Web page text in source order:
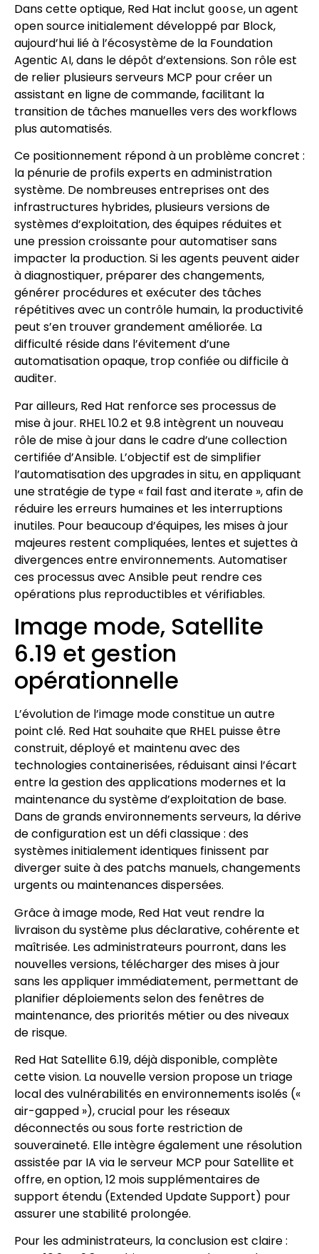
Dans cette optique, Red Hat inclut goose, un agent
open source initialement développé par Block,
aujourd’hui lié à l’écosystème de la Foundation
Agentic AI, dans le dépôt d’extensions. Son rôle est
de relier plusieurs serveurs MCP pour créer un
assistant en ligne de commande, facilitant la
transition de tâches manuelles vers des workflows
plus automatisés.
Ce positionnement répond à un problème concret :
la pénurie de profils experts en administration
système. De nombreuses entreprises ont des
infrastructures hybrides, plusieurs versions de
systèmes d’exploitation, des équipes réduites et
une pression croissante pour automatiser sans
impacter la production. Si les agents peuvent aider
à diagnostiquer, préparer des changements,
générer procédures et exécuter des tâches
répétitives avec un contrôle humain, la productivité
peut s’en trouver grandement améliorée. La
difficulté réside dans l’évitement d’une
automatisation opaque, trop confiée ou difficile à
auditer.
Par ailleurs, Red Hat renforce ses processus de
mise à jour. RHEL 10.2 et 9.8 intègrent un nouveau
rôle de mise à jour dans le cadre d’une collection
certifiée d’Ansible. L’objectif est de simplifier
l’automatisation des upgrades in situ, en appliquant
une stratégie de type « fail fast and iterate », afin de
réduire les erreurs humaines et les interruptions
inutiles. Pour beaucoup d’équipes, les mises à jour
majeures restent compliquées, lentes et sujettes à
divergences entre environnements. Automatiser
ces processus avec Ansible peut rendre ces
opérations plus reproductibles et vérifiables.
Image mode, Satellite
6.19 et gestion
opérationnelle
L’évolution de l’image mode constitue un autre
point clé. Red Hat souhaite que RHEL puisse être
construit, déployé et maintenu avec des
technologies containerisées, réduisant ainsi l’écart
entre la gestion des applications modernes et la
maintenance du système d’exploitation de base.
Dans de grands environnements serveurs, la dérive
de configuration est un défi classique : des
systèmes initialement identiques finissent par
diverger suite à des patchs manuels, changements
urgents ou maintenances dispersées.
Grâce à image mode, Red Hat veut rendre la
livraison du système plus déclarative, cohérente et
maîtrisée. Les administrateurs pourront, dans les
nouvelles versions, télécharger des mises à jour
sans les appliquer immédiatement, permettant de
planifier déploiements selon des fenêtres de
maintenance, des priorités métier ou des niveaux
de risque.
Red Hat Satellite 6.19, déjà disponible, complète
cette vision. La nouvelle version propose un triage
local des vulnérabilités en environnements isolés («
air-gapped »), crucial pour les réseaux
déconnectés ou sous forte restriction de
souveraineté. Elle intègre également une résolution
assistée par IA via le serveur MCP pour Satellite et
offre, en option, 12 mois supplémentaires de
support étendu (Extended Update Support) pour
assurer une stabilité prolongée.
Pour les administrateurs, la conclusion est claire :